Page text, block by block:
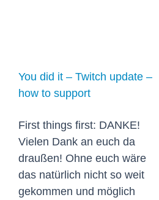
You did it – Twitch update –
how to support
First things first: DANKE!
Vielen Dank an euch da
draußen! Ohne euch wäre
das natürlich nicht so weit
gekommen und möglich